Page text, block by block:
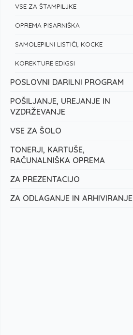
VSE ZA ŠTAMPILJKE
OPREMA PISARNIŠKA
SAMOLEPILNI LISTIČI, KOCKE
KOREKTURE EDIGSI
POSLOVNI DARILNI PROGRAM
POŠILJANJE, UREJANJE IN
VZDRŽEVANJE
VSE ZA ŠOLO
TONERJI, KARTUŠE,
RAČUNALNIŠKA OPREMA
ZA PREZENTACIJO
ZA ODLAGANJE IN ARHIVIRANJE